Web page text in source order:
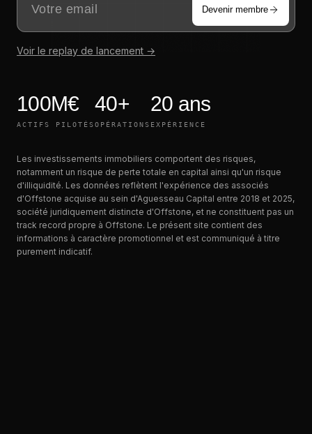
Devenir membre
Voir le replay de lancement →
100M€
ACTIFS PILOTÉS
40+
OPÉRATIONS
20 ans
EXPÉRIENCE
Les investissements immobiliers comportent des risques,
notamment un risque de perte totale en capital ainsi qu'un risque
d'illiquidité. Les données reflètent l'expérience des associés
d'Offstone acquise au sein d'Aguesseau Capital entre 2018 et 2025,
société juridiquement distincte d'Offstone, et ne constituent pas un
track record propre à Offstone. Le présent site contient des
informations à caractère promotionnel et est communiqué à titre
purement indicatif.